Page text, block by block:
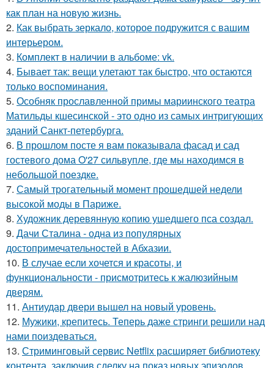
как план на новую жизнь.
2. Как выбрать зеркало, которое подружится с вашим
интерьером.
3. Комплект в наличии в альбоме: vk.
4. Бывает так: вещи улетают так быстро, что остаются
только воспоминания.
5. Особняк прославленной примы мариинского театра
Матильды кшесинской - это одно из самых интригующих
зданий Санкт-петербурга.
6. В прошлом посте я вам показывала фасад и сад
гостевого дома O'27 сильвупле, где мы находимся в
небольшой поездке.
7. Самый трогательный момент прошедшей недели
высокой моды в Париже.
8. Художник деревянную копию ушедшего пса создал.
9. Дачи Сталина - одна из популярных
достопримечательностей в Абхазии.
10. В случае если хочется и красоты, и
функциональности - присмотритесь к жалюзийным
дверям.
11. Антиудар двери вышел на новый уровень.
12. Мужики, крепитесь. Теперь даже стринги решили над
нами поиздеваться.
13. Стриминговый сервис Netflix расширяет библиотеку